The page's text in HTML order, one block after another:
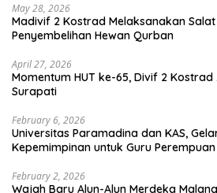
May 28, 2026
Madivif 2 Kostrad Melaksanakan Salat
Penyembelihan Hewan Qurban
April 27, 2026
Momentum HUT ke-65, Divif 2 Kostrad
Surapati
February 6, 2026
Universitas Paramadina dan KAS,
Kepemimpinan untuk Guru
February 2, 2026
Wajah Baru Alun-Alun Merdeka